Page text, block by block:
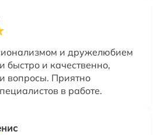
и дружелюбием
и качественно,
вопросы. Приятно
в работе.